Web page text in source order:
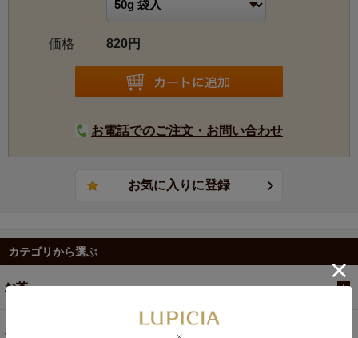
価格 820円
お電話でのご注文・お問い合わせ
カテゴリから選ぶ
お茶
ギフト